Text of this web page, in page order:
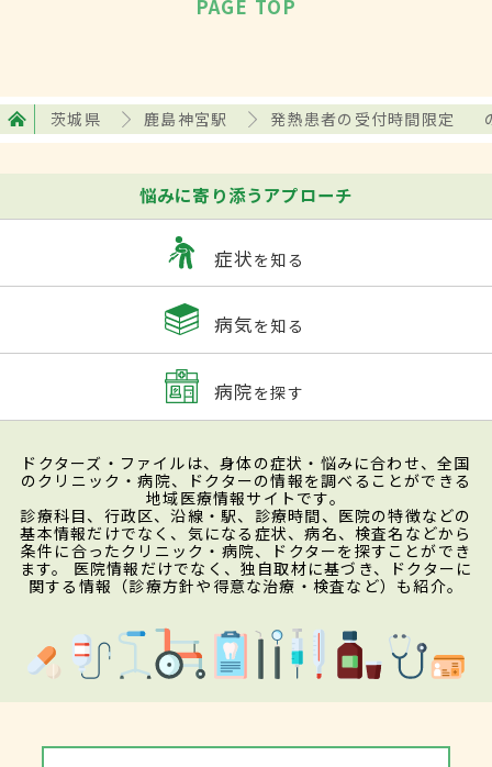
PAGE TOP
茨城県 鹿島神宮駅 発熱患者の受付時間限定
悩みに寄り添うアプローチ
症状を知る
病気を知る
病院を探す
ドクターズ・ファイルは、身体の症状・悩みに合わせ、全国
のクリニック・病院、ドクターの情報を調べることができる
地域医療情報サイトです。
診療科目、行政区、沿線・駅、診療時間、医院の特徴などの
基本情報だけでなく、気になる症状、病名、検査名などから
条件に合ったクリニック・病院、ドクターを探すことができ
ます。 医院情報だけでなく、独自取材に基づき、ドクターに
関する情報（診療方針や得意な治療・検査など）も紹介。